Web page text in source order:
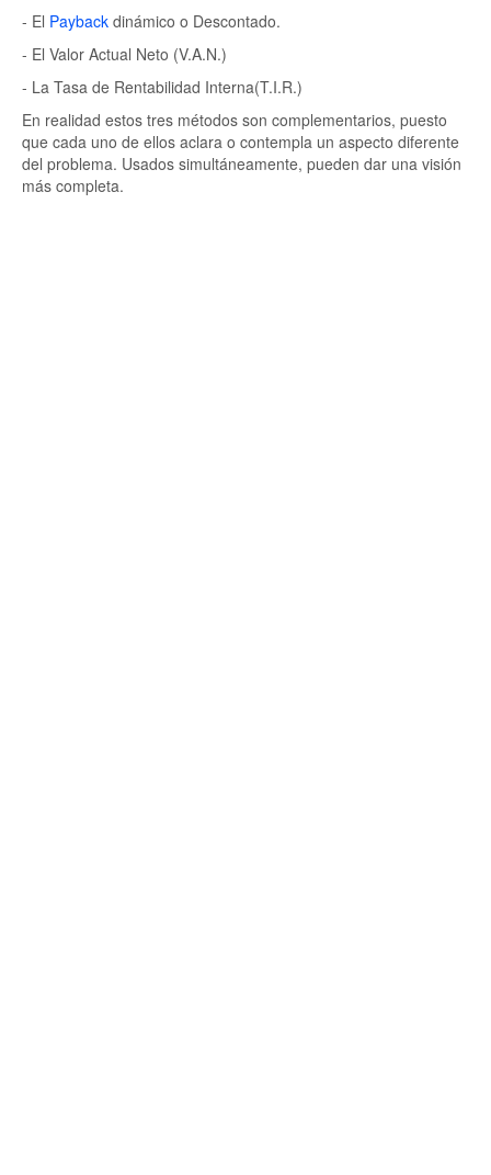
- El Payback dinámico o Descontado.
- El Valor Actual Neto (V.A.N.)
- La Tasa de Rentabilidad Interna(T.I.R.)
En realidad estos tres métodos son complementarios, puesto
que cada uno de ellos aclara o contempla un aspecto diferente
del problema. Usados simultáneamente, pueden dar una visión
más completa.